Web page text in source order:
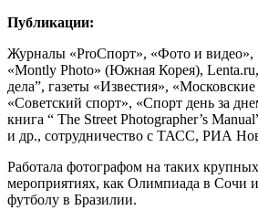
Публикации:
Журналы «ProСпорт», «Фото и видео»,
«Montly Photo» (Южная Корея),
дела”, газеты «Известия»,
«Советский спорт», «Спорт день за
книга “ The Street Photographer’s
и др., сотрудничество с ТАСС, РИА
Работала фотографом на таких
мероприятиях, как Олимпиада в Сочи
футболу в Бразилии.